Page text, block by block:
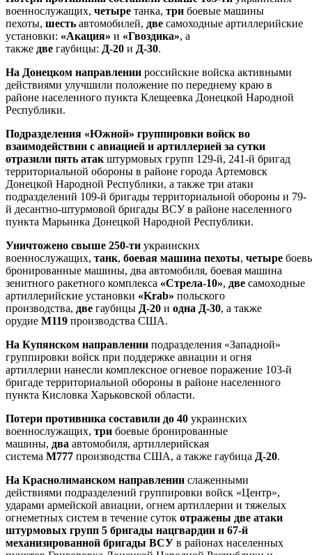
военнослужащих, четыре танка, три боевые машины
пехоты, шесть автомобилей, две самоходные артиллерийские
установки: «Акация» и «Гвоздика», а
также две гаубицы: Д-20 и Д-30.
На Донецком направлении российские войска активными
действиями улучшили положение по переднему краю в
районе населенного пункта Клещеевка Донецкой Народной
Республики.
Подразделения «Южной» группировки войск во
взаимодействии с авиацией и артиллерией за сутки
отразили пять атакштурмовых групп 129-й, 241-й бригад
территориальной обороны в районе города Артемовск
Донецкой Народной Республики, а также три атаки
подразделений 109-й бригады территориальной обороны и 79-
й десантно-штурмовой бригады ВСУ в районе населенного
пункта Марьинка Донецкой Народной Республики.
Уничтожено свыше 250-ти украинских
военнослужащих, танк, боевая машина пехоты, четыре
бронированные машины, два автомобиля, боевая машина
зенитного ракетного комплекса «Стрела-10», две самоходные
артиллерийские установки «Krab» польского
производства, две гаубицы Д-20 и одна Д-30, а также
орудие М119 производства США.
На Купянском направлении подразделения «Западной»
группировки войск при поддержке авиации и огня
артиллерии нанесли комплексное огневое поражение 103-й
бригаде территориальной обороны в районе населенного
пункта Кисловка Харьковской области.
Потери противника составили до 40 украинских
военнослужащих, три боевые бронированные
машины, два автомобиля, артиллерийская
система М777 производства США, а также гаубица Д-20.
На Краснолиманском направлении слаженными
действиями подразделений группировки войск «Центр»,
ударами армейской авиации, огнем артиллерии и тяжелых
огнеметных систем в течение суток отражены две атаки
штурмовых групп 5 бригады нацгвардии и 67-й
механизированной бригады ВСУ в районах населенных